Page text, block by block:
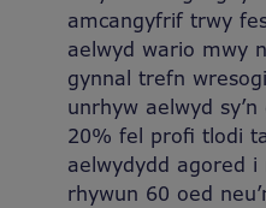
amcangyfrif trwy
aelwyd wario mwy
gynnal trefn
unrhyw aelwyd
20% fel profi tlodi
aelwydydd agored
rhywun 60 oed